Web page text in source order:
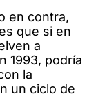
en contra,
que si en
a
1993, podría
la
un ciclo de